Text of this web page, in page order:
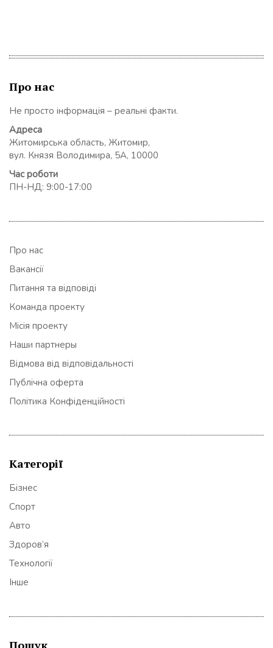
Про нас
Не просто інформація – реальні факти.
Адреса
Житомирська область, Житомир,
вул. Князя Володимира, 5А, 10000
Час роботи
ПН-НД: 9:00-17:00
Про нас
Вакансії
Питання та відповіді
Команда проекту
Місія проекту
Наши партнеры
Відмова від відповідальності
Публічна оферта
Політика Конфіденційності
Категорії
Бізнес
Спорт
Авто
Здоров’я
Технології
Інше
Пошук